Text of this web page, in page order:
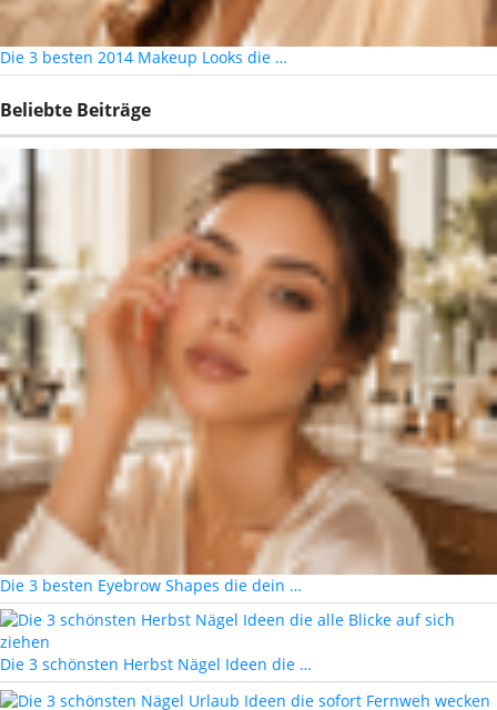
Die 3 besten 2014 Makeup Looks die …
Beliebte Beiträge
Die 3 besten Eyebrow Shapes die dein …
Die 3 schönsten Herbst Nägel Ideen die …